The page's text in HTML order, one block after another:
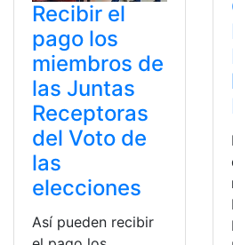
Recibir el
pago los
miembros de
las Juntas
Receptoras
del Voto de
las
elecciones
Así pueden recibir